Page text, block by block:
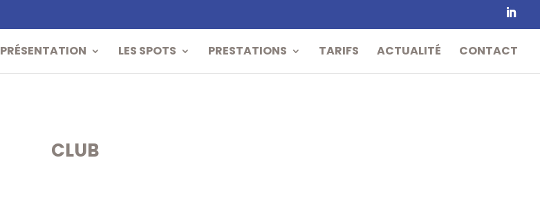
PRÉSENTATION LES SPOTS PRESTATIONS TARIFS ACTUALITÉ CONTACT
CLUB